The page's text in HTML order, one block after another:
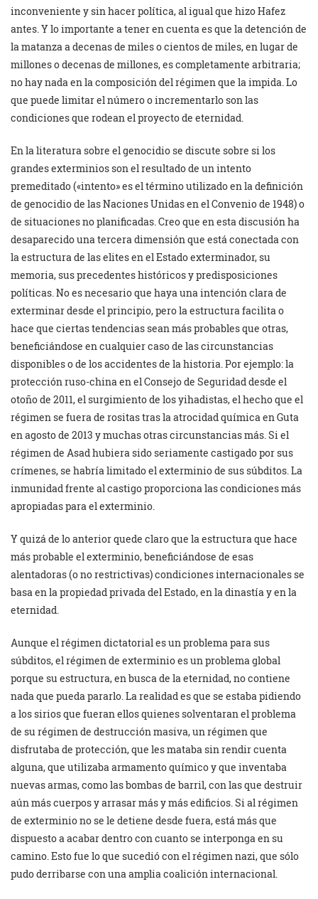
inconveniente y sin hacer política, al igual que hizo Hafez
antes. Y lo importante a tener en cuenta es que la detención de
la matanza a decenas de miles o cientos de miles, en lugar de
millones o decenas de millones, es completamente arbitraria;
no hay nada en la composición del régimen que la impida. Lo
que puede limitar el número o incrementarlo son las
condiciones que rodean el proyecto de eternidad.
En la literatura sobre el genocidio se discute sobre si los
grandes exterminios son el resultado de un intento
premeditado («intento» es el término utilizado en la definición
de genocidio de las Naciones Unidas en el Convenio de 1948) o
de situaciones no planificadas. Creo que en esta discusión ha
desaparecido una tercera dimensión que está conectada con
la estructura de las elites en el Estado exterminador, su
memoria, sus precedentes históricos y predisposiciones
políticas. No es necesario que haya una intención clara de
exterminar desde el principio, pero la estructura facilita o
hace que ciertas tendencias sean más probables que otras,
beneficiándose en cualquier caso de las circunstancias
disponibles o de los accidentes de la historia. Por ejemplo: la
protección ruso-china en el Consejo de Seguridad desde el
otoño de 2011, el surgimiento de los yihadistas, el hecho que el
régimen se fuera de rositas tras la atrocidad química en Guta
en agosto de 2013 y muchas otras circunstancias más. Si el
régimen de Asad hubiera sido seriamente castigado por sus
crímenes, se habría limitado el exterminio de sus súbditos. La
inmunidad frente al castigo proporciona las condiciones más
apropiadas para el exterminio.
Y quizá de lo anterior quede claro que la estructura que hace
más probable el exterminio, beneficiándose de esas
alentadoras (o no restrictivas) condiciones internacionales se
basa en la propiedad privada del Estado, en la dinastía y en la
eternidad.
Aunque el régimen dictatorial es un problema para sus
súbditos, el régimen de exterminio es un problema global
porque su estructura, en busca de la eternidad, no contiene
nada que pueda pararlo. La realidad es que se estaba pidiendo
a los sirios que fueran ellos quienes solventaran el problema
de su régimen de destrucción masiva, un régimen que
disfrutaba de protección, que les mataba sin rendir cuenta
alguna, que utilizaba armamento químico y que inventaba
nuevas armas, como las bombas de barril, con las que destruir
aún más cuerpos y arrasar más y más edificios. Si al régimen
de exterminio no se le detiene desde fuera, está más que
dispuesto a acabar dentro con cuanto se interponga en su
camino. Esto fue lo que sucedió con el régimen nazi, que sólo
pudo derribarse con una amplia coalición internacional.